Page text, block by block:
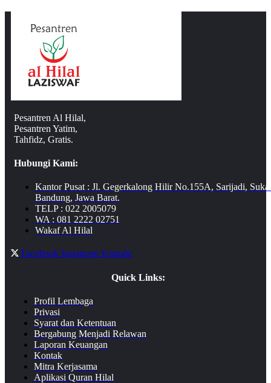
Pesantren Al Hilal,
Pesantren Yatim,
Tahfidz, Gratis.
Hubungi Kami:
Kantor Pusat : Jl. Gegerkalong Hilir No.155A, Sarijadi,
Bandung, Jawa Barat.
TELP : 022 2005079
WA : 081 2222 02751
Wakaf Al Hilal
Facebook InstagramYoutube
Quick Links:
Profil Lembaga
Privasi
Syarat dan Ketentuan
Bergabung Menjadi Relawan
Laporan Keuangan
Kontak
Mitra Kerjasama
Aplikasi Quran Hilal